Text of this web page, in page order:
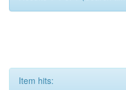
Item hits: